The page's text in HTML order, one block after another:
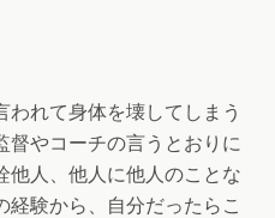
われて身体を壊してしまう
督やコーチの言うとおりに
他人、他人に他人のことな
経験から、自分だったらこ